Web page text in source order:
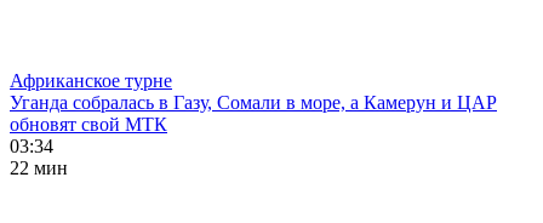
Африканское турне
Уганда собралась в Газу, Сомали в море, а Камерун и ЦАР
обновят свой МТК
03:34
22 мин